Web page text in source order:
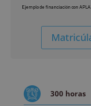
Certificación
Superior
en300 horas